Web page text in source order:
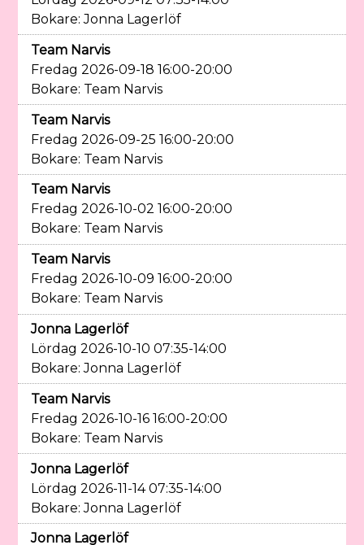
Bokare: Jonna Lagerlöf
Team Narvis
Fredag 2026-09-18 16:00-20:00
Bokare: Team Narvis
Team Narvis
Fredag 2026-09-25 16:00-20:00
Bokare: Team Narvis
Team Narvis
Fredag 2026-10-02 16:00-20:00
Bokare: Team Narvis
Team Narvis
Fredag 2026-10-09 16:00-20:00
Bokare: Team Narvis
Jonna Lagerlöf
Lördag 2026-10-10 07:35-14:00
Bokare: Jonna Lagerlöf
Team Narvis
Fredag 2026-10-16 16:00-20:00
Bokare: Team Narvis
Jonna Lagerlöf
Lördag 2026-11-14 07:35-14:00
Bokare: Jonna Lagerlöf
Jonna Lagerlöf